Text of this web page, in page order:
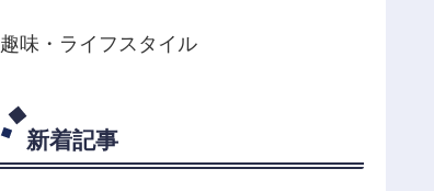
趣味・ライフスタイル
新着記事